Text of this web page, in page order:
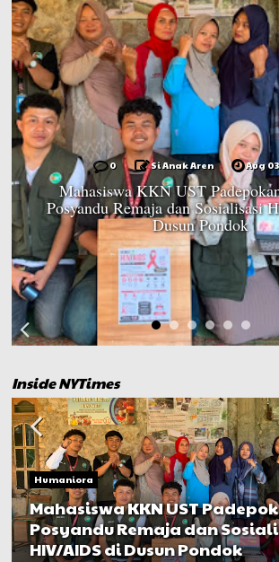
0 Si Anak Aren Aug
Mahasiswa KKN UST
Posyandu Remaja dan Sosialisasi
Dusun Pondok
Inside NYTimes
Humaniora
Mahasiswa KKN UST
Posyandu Remaja dan
HIV/AIDS di Dusun Pondok